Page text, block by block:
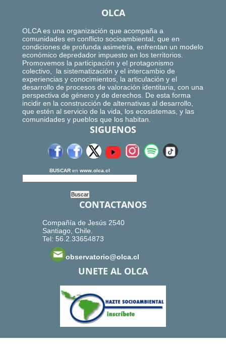
OLCA
OLCA es una organización que acompaña a
comunidades en conflicto socioambiental, que en
condiciones de profunda asimetría, enfrentan un modelo
económico depredador impuesto en los territorios.
Promovemos la participación y el protagonismo
colectivo, la sistematización y el intercambio de
experiencias y conocimientos, la articulación y el
desarrollo de procesos de valoración identitaria, con una
perspectiva de género y de derechos. De esta forma
incidir en la construcción de alternativas al desarrollo,
que estén al servicio de la vida, los ecosistemas, y las
comunidades y pueblos que los habitan.
SIGUENOS
BUSCAR en www.olca.cl
CONTACTANOS
Compañía de Jesús 2540
Santiago, Chile.
Tel: 56.2.33654873
observatorio@olca.cl
UNETE AL OLCA